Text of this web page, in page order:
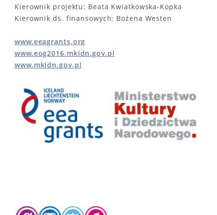
Kierownik projektu: Beata Kwiatkowska-Kopka
Kierownik ds. finansowych: Bożena Westen
www.eeagrants.org
www.eog2016.mkidn.gov.pl
www.mkidn.gov.pl